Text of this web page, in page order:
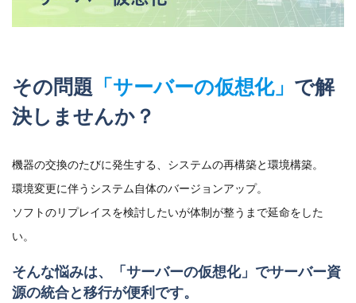
その問題 「サーバーの仮想化」 で解
決しませんか？
機器の交換のたびに発生する、システムの再構築と環境構築。
環境変更に伴うシステム自体のバージョンアップ。
ソフトのリプレイスを検討したいが体制が整うまで延命をした
い。
そんな悩みは、 「サーバーの仮想化」 でサーバー資
源の統合と移行が便利です。